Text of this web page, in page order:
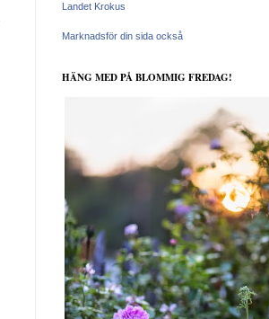
Landet Krokus
Marknadsför din sida också
HÄNG MED PÅ BLOMMIG FREDAG!